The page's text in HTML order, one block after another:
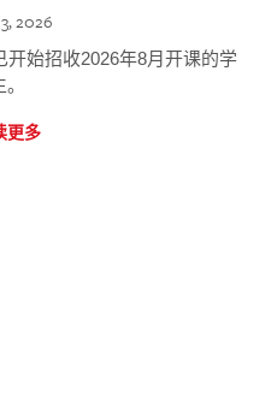
2026
始招收2026年8月开课的学
更多